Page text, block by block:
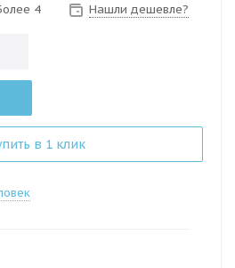
4 Нашли дешевле?
в 1 клик